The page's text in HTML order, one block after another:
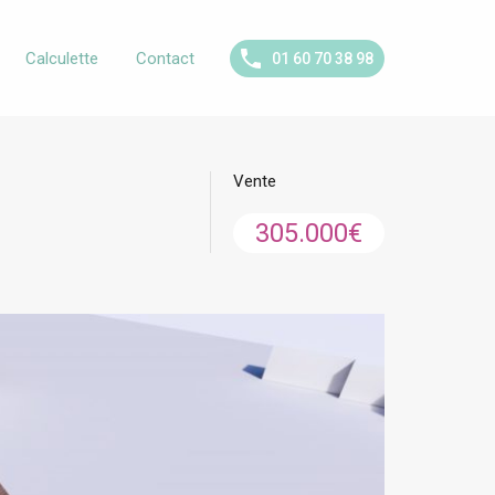
Calculette Contact 01 60 70 38 98
Vente
305.000€